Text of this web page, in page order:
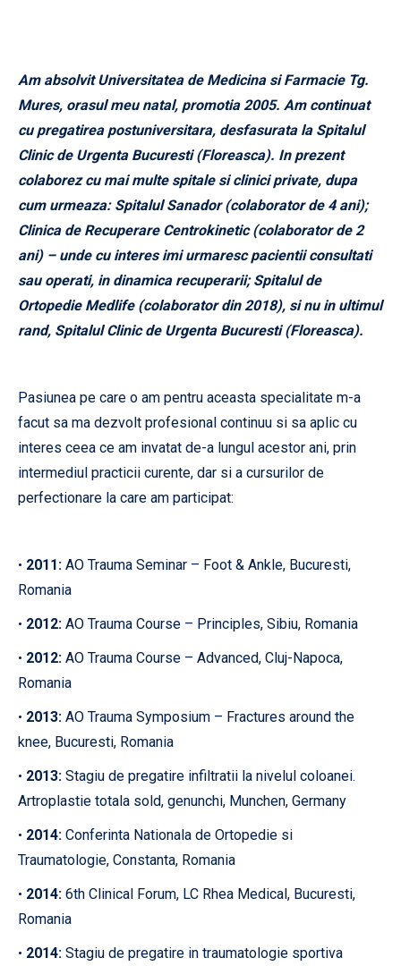
Am absolvit Universitatea de Medicina si Farmacie Tg.
Mures, orasul meu natal, promotia 2005. Am continuat
cu pregatirea postuniversitara, desfasurata la Spitalul
Clinic de Urgenta Bucuresti (Floreasca). In prezent
colaborez cu mai multe spitale si clinici private, dupa
cum urmeaza: Spitalul Sanador (colaborator de 4 ani);
Clinica de Recuperare Centrokinetic (colaborator de 2
ani) – unde cu interes imi urmaresc pacientii consultati
sau operati, in dinamica recuperarii; Spitalul de
Ortopedie Medlife (colaborator din 2018), si nu in ultimul
rand, Spitalul Clinic de Urgenta Bucuresti (Floreasca).
Pasiunea pe care o am pentru aceasta specialitate m-a
facut sa ma dezvolt profesional continuu si sa aplic cu
interes ceea ce am invatat de-a lungul acestor ani, prin
intermediul practicii curente, dar si a cursurilor de
perfectionare la care am participat:
• 2011: AO Trauma Seminar – Foot & Ankle, Bucuresti,
Romania
• 2012: AO Trauma Course – Principles, Sibiu, Romania
• 2012: AO Trauma Course – Advanced, Cluj-Napoca,
Romania
• 2013: AO Trauma Symposium – Fractures around the
knee, Bucuresti, Romania
• 2013: Stagiu de pregatire infiltratii la nivelul coloanei.
Artroplastie totala sold, genunchi, Munchen, Germany
• 2014: Conferinta Nationala de Ortopedie si
Traumatologie, Constanta, Romania
• 2014: 6th Clinical Forum, LC Rhea Medical, Bucuresti,
Romania
• 2014: Stagiu de pregatire in traumatologie sportiva